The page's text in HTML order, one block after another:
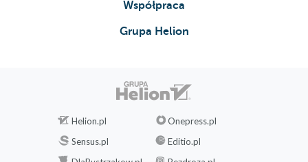
Współpraca
Grupa Helion
Helion.pl
Onepress.pl
Sensus.pl
Editio.pl